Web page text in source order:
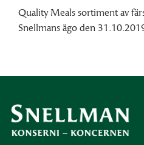
Quality Meals sortiment av
Snellmans ägo den